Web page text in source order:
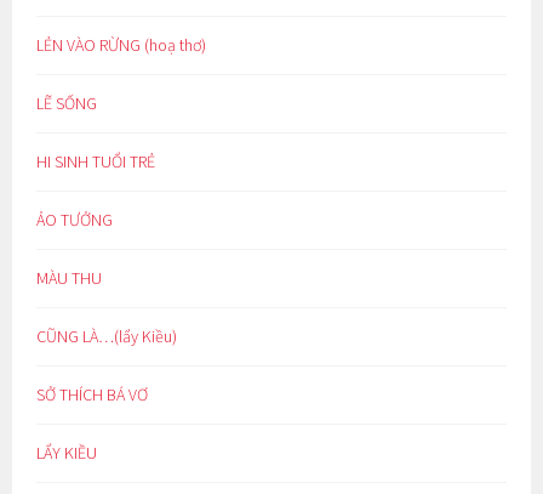
LẺN VÀO RỪNG (hoạ thơ)
LẼ SỐNG
HI SINH TUỔI TRẺ
ẢO TƯỞNG
MÀU THU
CŨNG LÀ…(lẩy Kiều)
SỞ THÍCH BÁ VƠ
LẨY KIỀU